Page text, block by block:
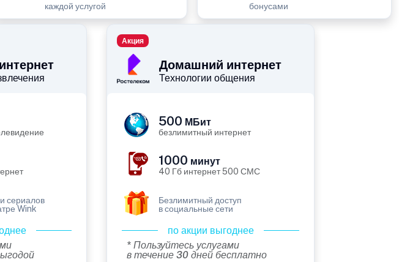
каждой услугой
бонусами
сериалов
Wink
Домашний интернет
Технологии общения
Акция
500 МБит
безлимитный интернет
1000 минут
40 Гб интернет 500 СМС
Безлимитный доступ
в социальные сети
по акции выгоднее
* Пользуйтесь услугами
в течение 30 дней бесплатно